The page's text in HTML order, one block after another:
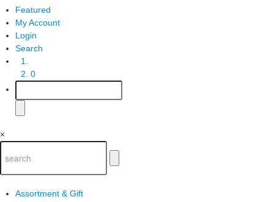
Featured
My Account
Login
Search
0
×
Assortment & Gift